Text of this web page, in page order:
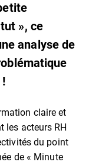
», ce
analyse de
claire et
les acteurs RH
du point
de « Minute